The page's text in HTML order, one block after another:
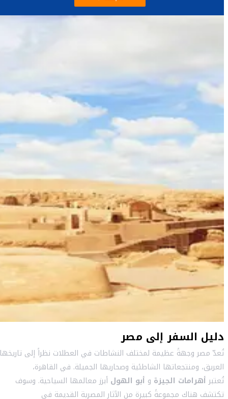
دليل السفر إلى مصر
تُعدّ مصر وجهةً عظيمة لمختلف النشاطات في العطلات نظراً إلى تاريخها
العريق، ومنتجعاتها الشاطئية وصحاريها الجميلة. في القاهرة،
تُعتبرأهرامات الجيزة و أبو الهول أبرز معالمها السياحية. وسوف
تكتشف هناك مجموعةً كبيرة من الآثار المصرية القديمة في